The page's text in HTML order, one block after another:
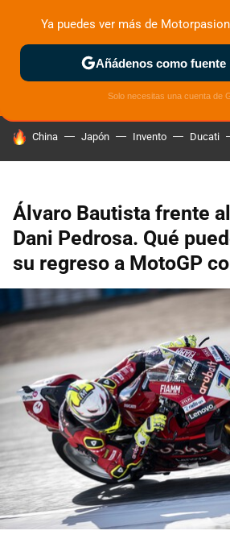
ZONA DE PRUEBAS DEPORTIVAS
HOY SE HABLA DE
China Japón Invento Ducati
Álvaro Bautista frente
Dani Pedrosa. Qué
su regreso a MotoGP
Ya puedes ver más de
Añádenos como fuente
Solo necesitas una cuenta de